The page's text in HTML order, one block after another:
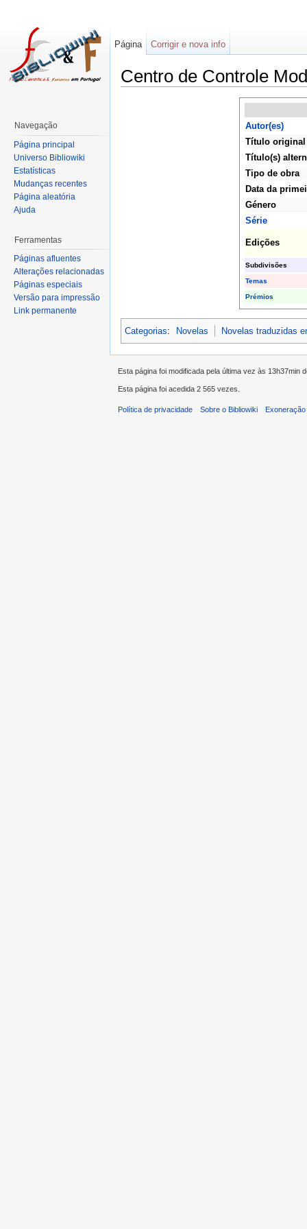
Centro de Controle
Autor(es)
Título original
Título(s)
Tipo de obra
Data da
Género
Série
Edições
Subdivisões
Temas
Prémios
Categorias: Novelas Novelas traduzidas
Página Corrigir e nova info
Navegação
Página principal
Universo Bibliowiki
Estatísticas
Mudanças recentes
Página aleatória
Ajuda
Ferramentas
Páginas afluentes
Alterações relacionadas
Páginas especiais
Versão para impressão
Link permanente
Esta página foi modificada pela última vez às 13h37min
Esta página foi acedida 2 565 vezes.
Política de privacidade Sobre o Bibliowiki